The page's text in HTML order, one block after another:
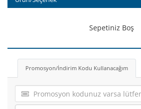
Sepetiniz Boş
Promosyon/İndirim Kodu Kullanacağım